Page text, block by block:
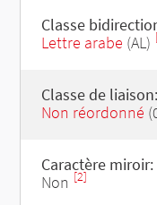
Classe
Lettre arabe (AL)
Classe de liaison:
Non réordonné
Caractère miroir:
Non [2]